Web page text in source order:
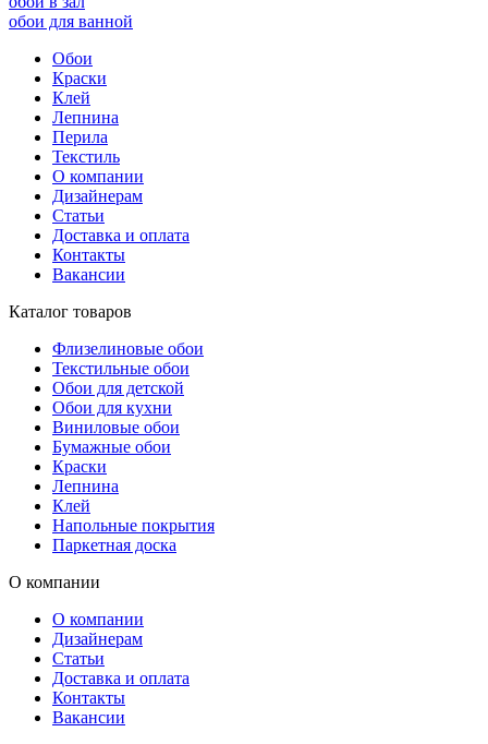
обои для ванной
Обои
Краски
Клей
Лепнина
Перила
Текстиль
О компании
Дизайнерам
Статьи
Доставка и оплата
Контакты
Вакансии
Каталог товаров
Флизелиновые обои
Текстильные обои
Обои для детской
Обои для кухни
Виниловые обои
Бумажные обои
Краски
Лепнина
Клей
Напольные покрытия
Паркетная доска
О компании
О компании
Дизайнерам
Статьи
Доставка и оплата
Контакты
Вакансии